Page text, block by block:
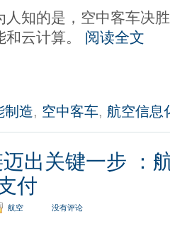
人知的是，空中客车决
和云计算。 阅读全文
制造, 空中客车, 航空信息
出关键一步 ：
付
航空 没有评论